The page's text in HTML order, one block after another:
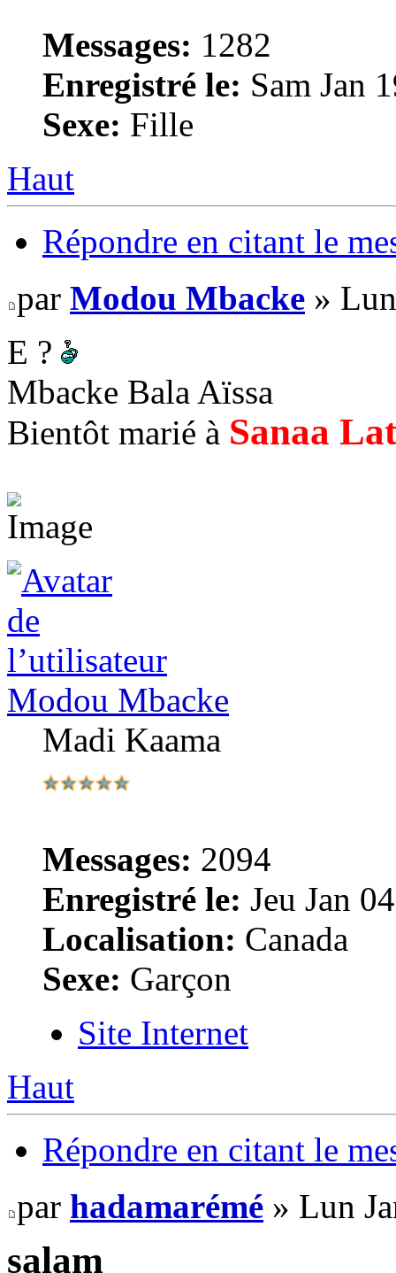
Messages: 1282
Enregistré le: Sam Jan
Sexe: Fille
Haut
Répondre en citant le
par Modou Mbacke »
E ?
Mbacke Bala Aïssa
Bientôt marié à Sanaa
Modou Mbacke
Madi Kaama
Messages: 2094
Enregistré le: Jeu Jan
Localisation: Canada
Sexe: Garçon
Site Internet
Haut
Répondre en citant le
par hadamarémé » Lun
salam